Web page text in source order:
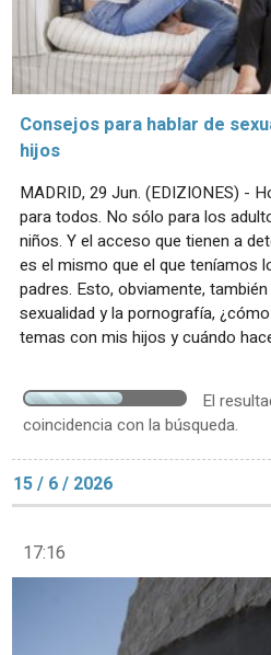
Consejos para hablar de
hijos
MADRID, 29 Jun. (EDIZIONES) -
para todos. No sólo para los
niños. Y el acceso que tienen a
es el mismo que el que teníamos
padres. Esto, obviamente,
sexualidad y la pornografía,
temas con mis hijos y cuándo
El
coincidencia con la búsqueda.
15 / 6 / 2026
17:16